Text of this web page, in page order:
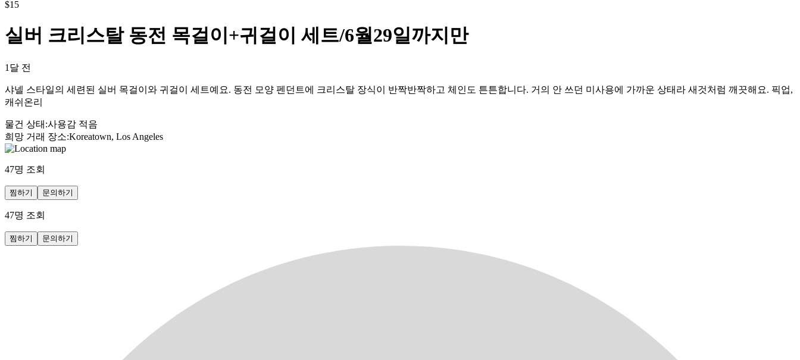
$15
실버 크리스탈 동전 목걸이+귀걸이 세트/6월29일까지만
1달 전
샤넬 스타일의 세련된 실버 목걸이와 귀걸이 세트예요. 동전 모양 펜던트에 크리스탈 장식이 반짝반짝하고 체인도 튼튼합니다. 거의 안 쓰던 미사용에 가까운 상태라 새것처럼 깨끗해요. 픽업,
캐쉬온리
물건 상태 :사용감 적음
희망 거래 장소:Koreatown, Los Angeles
47명 조회
찜하기 문의하기
47명 조회
찜하기 문의하기